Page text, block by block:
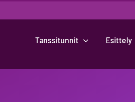
Tanssitunnit Esittely